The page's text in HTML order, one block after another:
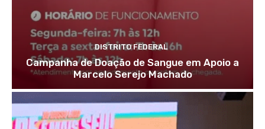
DISTRITO FEDERAL
Campanha de Doação de Sangue em Apoio a
Marcelo Serejo Machado